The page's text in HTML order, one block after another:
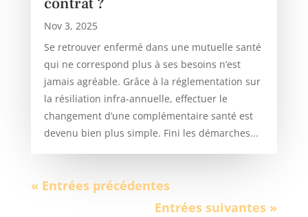
Nov 3, 2025
Se retrouver enfermé dans une mutuelle santé
qui ne correspond plus à ses besoins n’est
jamais agréable. Grâce à la réglementation sur
la résiliation infra-annuelle, effectuer le
changement d’une complémentaire santé est
devenu bien plus simple. Fini les démarches...
« Entrées précédentes
Entrées suivantes »